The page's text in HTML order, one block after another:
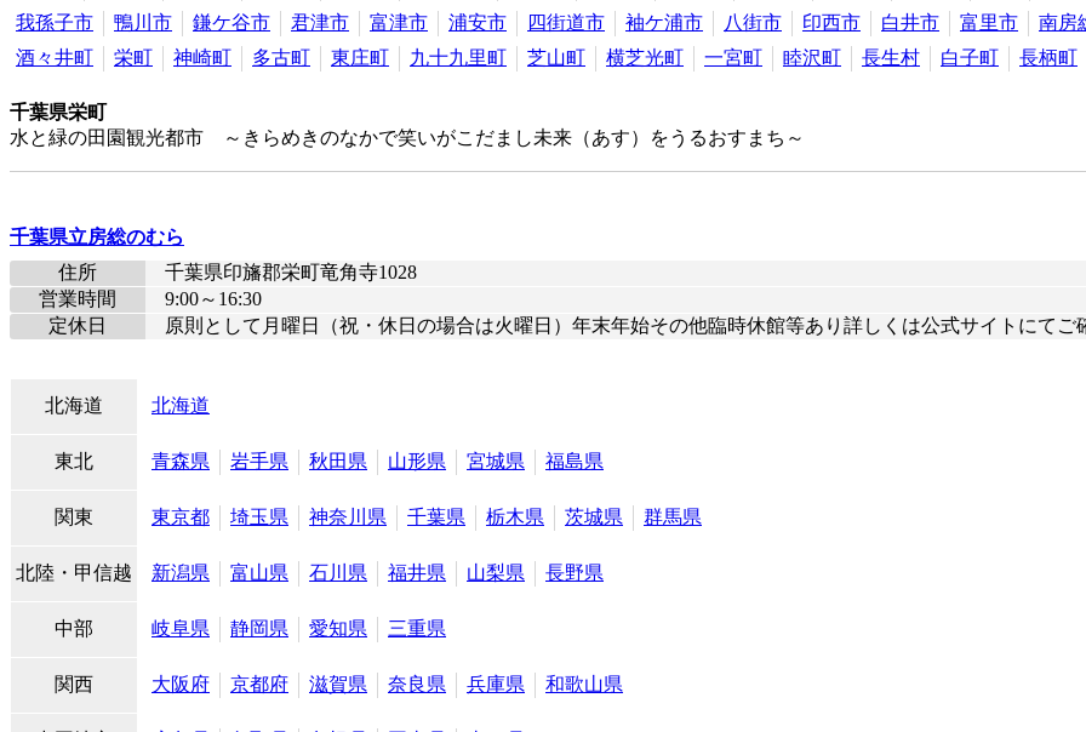
我孫子市
鴨川市 鎌ケ谷市 君津市 富津市 浦安市 四街道市 袖ケ浦市 八街市 印西市 白井市 富里市 南房
酒々井町
栄町 神崎町 多古町 東庄町 九十九里町 芝山町 横芝光町 一宮町 睦沢町 長生村 白子町 長柄町
千葉県栄町
水と緑の田園観光都市 ～きらめきのなかで笑いがこだまし未来（あす）をうるおすまち～
千葉県立房総のむら
住所
千葉県印旛郡栄町竜角寺1028
営業時間
9:00～16:30
定休日
原則として月曜日（祝・休日の場合は火曜日）年末年始その他臨時休館等あり詳しくは公式サイトにてご
北海道 北海道
東北 青森県 岩手県 秋田県 山形県 宮城県 福島県
関東 東京都 埼玉県 神奈川県 千葉県 栃木県 茨城県 群馬県
北陸・甲信越 新潟県 富山県 石川県 福井県 山梨県 長野県
中部 岐阜県 静岡県 愛知県 三重県
関西 大阪府 京都府 滋賀県 奈良県 兵庫県 和歌山県